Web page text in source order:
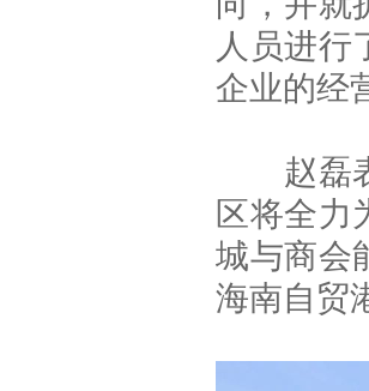
人员进行
企业的经
赵磊表
区将全力
城与商会
海南自贸